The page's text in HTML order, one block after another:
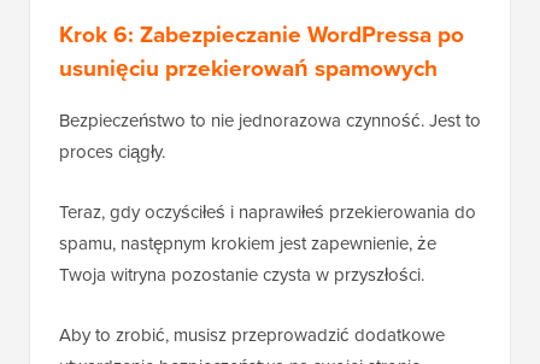
Krok 6: Zabezpieczanie WordPressa po
usunięciu przekierowań spamowych
Bezpieczeństwo to nie jednorazowa czynność. Jest to
proces ciągły.
Teraz, gdy oczyściłeś i naprawiłeś przekierowania do
spamu, następnym krokiem jest zapewnienie, że
Twoja witryna pozostanie czysta w przyszłości.
Aby to zrobić, musisz przeprowadzić dodatkowe